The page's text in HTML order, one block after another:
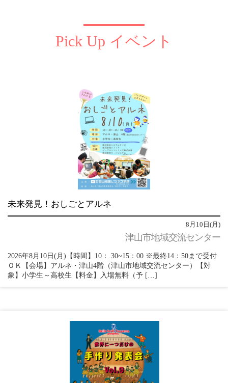
Pick Up イベント
未来発見！おしごとアルネ
8月10日(月)
津山市地域交流センター
2026年8月10日(月)【時間】10：.30~15：00 ※最終14：50まで受付
ＯＫ【会場】アルネ・津山4階（津山市地域交流センター）【対
象】小学生～高校生【料金】入場無料（予 […]